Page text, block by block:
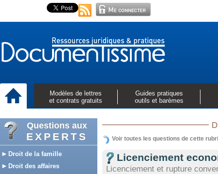
Modèles de lettres
et contrats gratuits
Guides pratiques
outils et barèmes
Questions aux
EXPERTS
Droit de la famille
Droit des affaires
Voir toutes les questions de cette
Licenciement
Licenciement et rupture